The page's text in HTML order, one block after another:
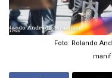
Foto: Rolando